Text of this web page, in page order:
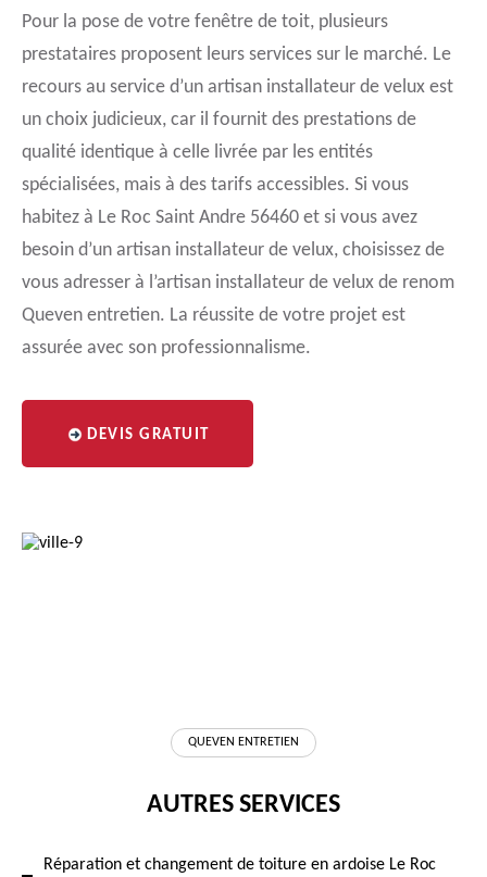
Pour la pose de votre fenêtre de toit, plusieurs
prestataires proposent leurs services sur le marché. Le
recours au service d’un artisan installateur de velux est
un choix judicieux, car il fournit des prestations de
qualité identique à celle livrée par les entités
spécialisées, mais à des tarifs accessibles. Si vous
habitez à Le Roc Saint Andre 56460 et si vous avez
besoin d’un artisan installateur de velux, choisissez de
vous adresser à l’artisan installateur de velux de renom
Queven entretien. La réussite de votre projet est
assurée avec son professionnalisme.
DEVIS GRATUIT
QUEVEN ENTRETIEN
AUTRES SERVICES
Réparation et changement de toiture en ardoise Le Roc